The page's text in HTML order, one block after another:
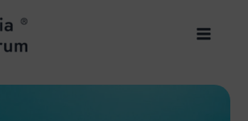
Menu